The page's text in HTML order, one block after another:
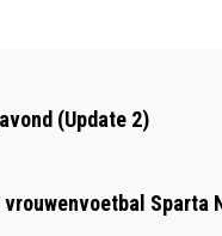
DIT
(Update 2)
Sparta